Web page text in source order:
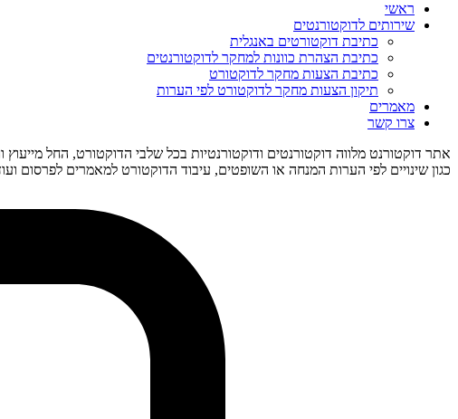
ראשי
שירותים לדוקטורנטים
כתיבת דוקטורטים באנגלית
כתיבת הצהרת כוונות למחקר לדוקטורנטים
כתיבת הצעות מחקר לדוקטורט
תיקון הצעות מחקר לדוקטורט לפי הערות
מאמרים
צרו קשר
אתר דוקטורנט מלווה דוקטורנטים ודוקטורנטיות בכל שלבי הדוקטורט, החל
כגון שינויים לפי הערות המנחה או השופטים, עיבוד הדוקטורט למאמרים לפרסום